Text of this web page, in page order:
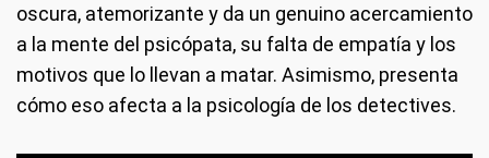
oscura, atemorizante y da un genuino acercamiento
a la mente del psicópata, su falta de empatía y los
motivos que lo llevan a matar. Asimismo, presenta
cómo eso afecta a la psicología de los detectives.